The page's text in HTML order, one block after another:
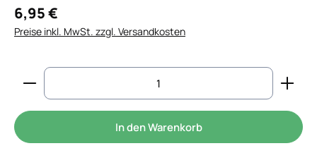
6,95 €
Preise inkl. MwSt. zzgl. Versandkosten
Produkt Anzahl: Gib den gewünschten Wert
In den Warenkorb